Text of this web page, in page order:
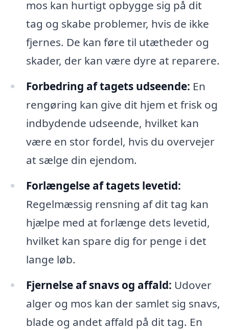
mos kan hurtigt opbygge sig på dit
tag og skabe problemer, hvis de ikke
fjernes. De kan føre til utætheder og
skader, der kan være dyre at reparere.
Forbedring af tagets udseende: En
rengøring kan give dit hjem et frisk og
indbydende udseende, hvilket kan
være en stor fordel, hvis du overvejer
at sælge din ejendom.
Forlængelse af tagets levetid:
Regelmæssig rensning af dit tag kan
hjælpe med at forlænge dets levetid,
hvilket kan spare dig for penge i det
lange løb.
Fjernelse af snavs og affald: Udover
alger og mos kan der samlet sig snavs,
blade og andet affald på dit tag. En